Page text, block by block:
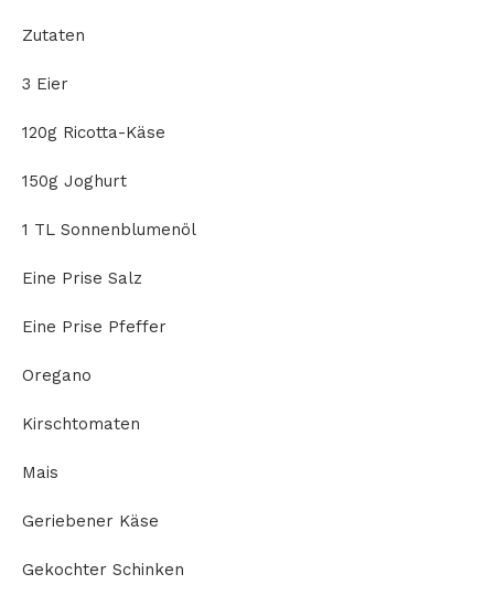
Zutaten
3 Eier
120g Ricotta-Käse
150g Joghurt
1 TL Sonnenblumenöl
Eine Prise Salz
Eine Prise Pfeffer
Oregano
Kirschtomaten
Mais
Geriebener Käse
Gekochter Schinken